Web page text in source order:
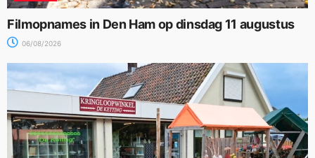
Filmopnames in Den Ham op dinsdag 11 augustus
06/08/2026